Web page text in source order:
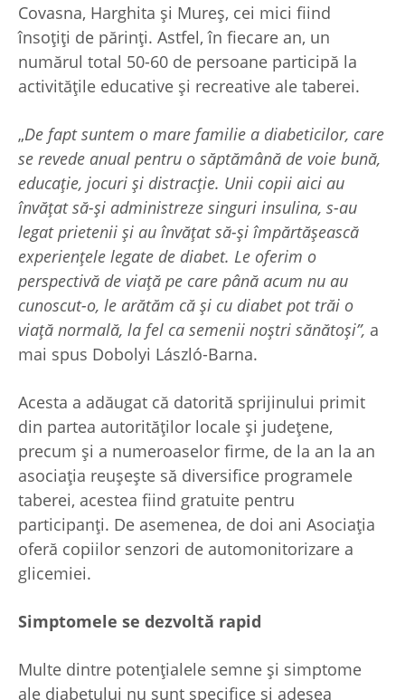
Covasna, Harghita și Mureș, cei mici fiind
însoțiți de părinți. Astfel, în fiecare an, un
numărul total 50-60 de persoane participă la
activitățile educative și recreative ale taberei.
„De fapt suntem o mare familie a diabeticilor, care
se revede anual pentru o săptămână de voie bună,
educație, jocuri și distracție. Unii copii aici au
învățat să-și administreze singuri insulina, s-au
legat prietenii și au învățat să-și împărtășească
experiențele legate de diabet. Le oferim o
perspectivă de viață pe care până acum nu au
cunoscut-o, le arătăm că și cu diabet pot trăi o
viață normală, la fel ca semenii noștri sănătoși”, a
mai spus Dobolyi László-Barna.
Acesta a adăugat că datorită sprijinului primit
din partea autorităților locale și județene,
precum și a numeroaselor firme, de la an la an
asociația reușește să diversifice programele
taberei, acestea fiind gratuite pentru
participanți. De asemenea, de doi ani Asociația
oferă copiilor senzori de automonitorizare a
glicemiei.
Simptomele se dezvoltă rapid
Multe dintre potențialele semne și simptome
ale diabetului nu sunt specifice și adesea